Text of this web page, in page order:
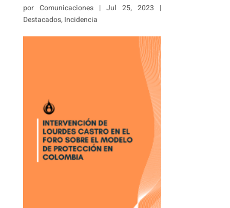
por Comunicaciones| Jul 25, 2023 |
Destacados,Incidencia